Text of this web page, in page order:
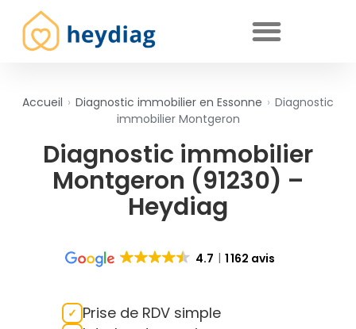
Accueil › Diagnostic immobilier en Essonne › Diagnostic
immobilier Montgeron
Diagnostic immobilier
Montgeron (91230) –
Heydiag
4.7 1 162 avis
Prise de RDV simple